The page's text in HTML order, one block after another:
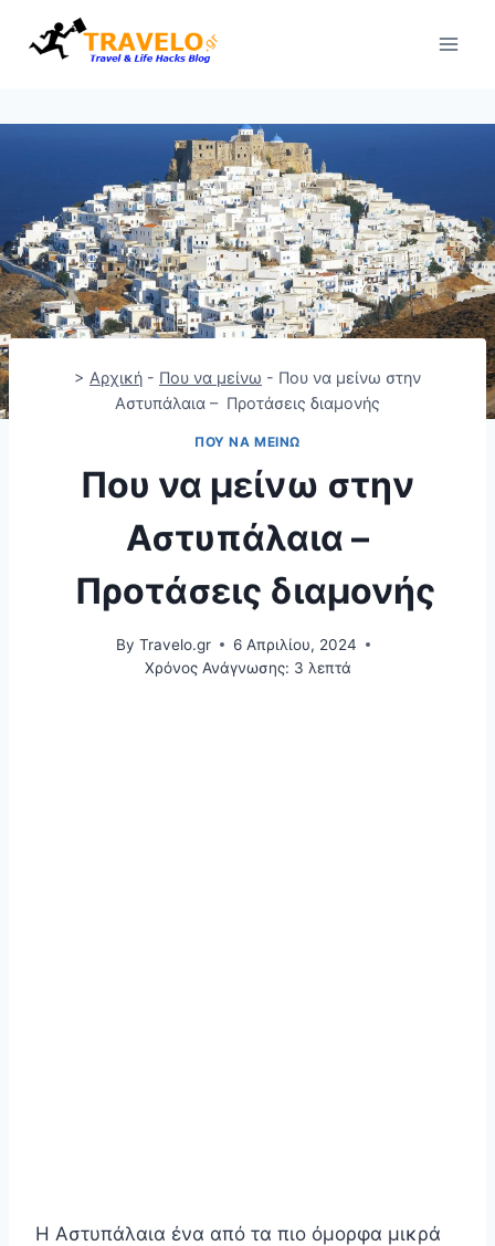
> Αρχική - Που να μείνω - Που να μείνω στην
Αστυπάλαια – Προτάσεις διαμονής
ΠΟΥ ΝΑ ΜΕΊΝΩ
Που να μείνω στην
Αστυπάλαια –
Προτάσεις διαμονής
By Travelo.gr
6 Απριλίου, 2024
Χρόνος Ανάγνωσης: 3 λεπτά
Η Αστυπάλαια ένα από τα πιο όμορφα μικρά